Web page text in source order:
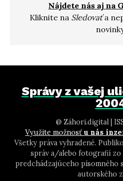
Nájdete nás aj na
Kliknite na Sledovaťa
Správy z vašej
@ Záhori.digital |
Využite možnosť u nás
Všetky práva vyhradené.
správ a/alebo fotografií zo
predchádzajúceho písomného
autorského